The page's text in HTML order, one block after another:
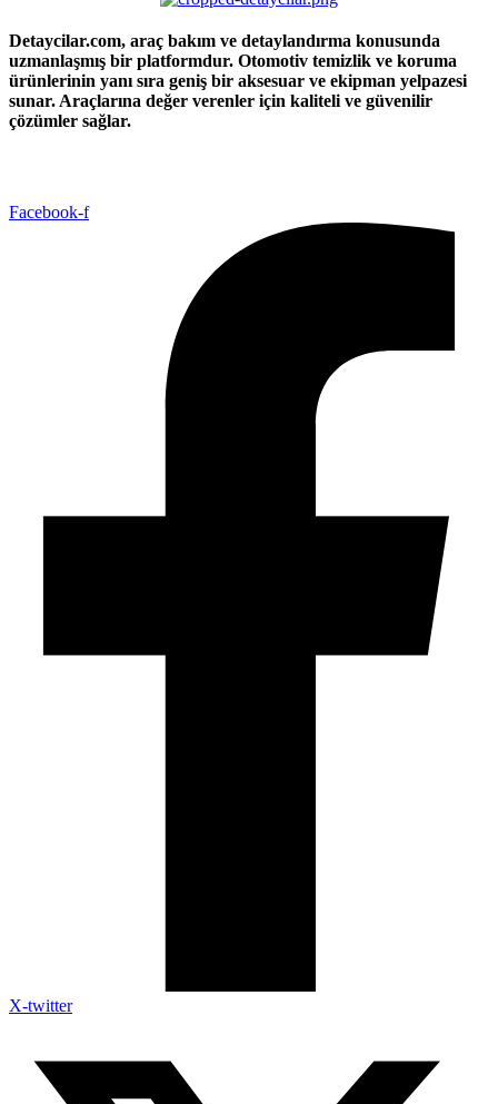
Detaycilar.com, araç bakım ve detaylandırma konusunda
uzmanlaşmış bir platformdur. Otomotiv temizlik ve koruma
ürünlerinin yanı sıra geniş bir aksesuar ve ekipman yelpazesi
sunar. Araçlarına değer verenler için kaliteli ve güvenilir
çözümler sağlar.
Facebook-f
X-twitter